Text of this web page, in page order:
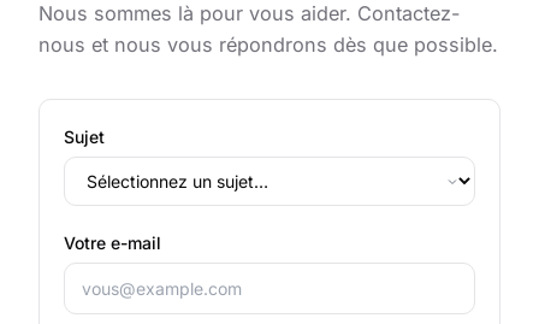
Nous sommes là pour vous aider. Contactez-
nous et nous vous répondrons dès que possible.
Sujet
Votre e-mail